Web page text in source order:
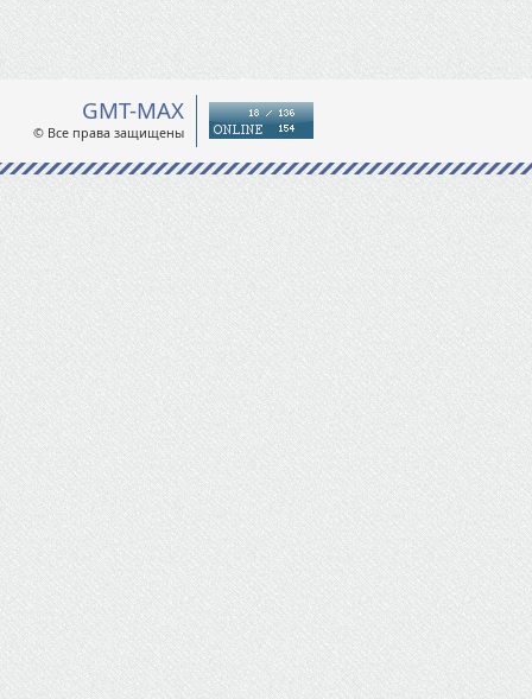
GMT-MAX
© Все права защищены